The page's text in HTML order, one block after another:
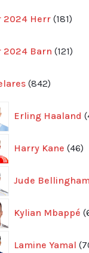
2024 Herr 181
2024 Barn 121
842
produkter
Erling Haaland
Harry Kane 46
Jude Bellingham
Kylian Mbappé
Lamine Yamal